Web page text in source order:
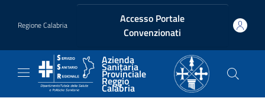
Regione Calabria
Accesso Portale
Convenzionati
Azienda
Sanitaria
Provinciale
Reggio
Calabria